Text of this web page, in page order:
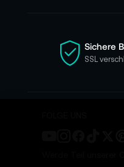
Sichere
SSL
Werde Teil unserer